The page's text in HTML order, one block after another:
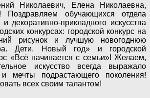
Николаевич, Елена Николаевна,
обучающихся отдела
и декоративно-прикладного искусства
конкурсах: городской конкурс на
рисунок и лучшую новогоднюю
Дети. Новый год» и городской
«Всё начинается с семьи»! Желаем,
искусство всегда выражало
мечты подрастающего поколения!
всех своим талантом!